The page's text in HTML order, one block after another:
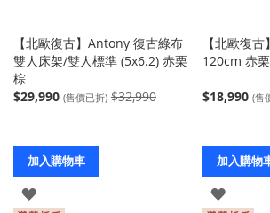
【北歐復古】Antony 復古綠布
雙人床架/雙人標準 (5x6.2) 赤栗
棕
$29,990 (售價已折) $32,990
加入購物車
登
【北歐復
120cm 赤
$18,990 (售
加入購物
登